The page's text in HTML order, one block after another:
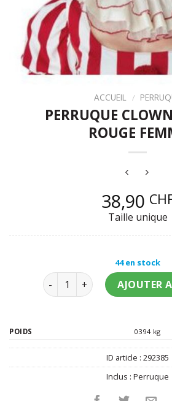
ACCUEIL /
PERRUQUE
ROUGE
38,90
Taille unique
44 en stock
quantité de Perruque clown
AJOUTER
POIDS 0394 kg
ID article : 292385
Inclus : Perruque